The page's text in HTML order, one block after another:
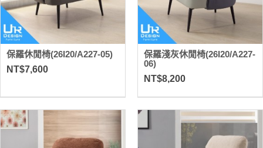
保羅休閒椅(26I20/A227-05)
NT$7,600
保羅淺灰休閒椅(26I20/A227-
06)
NT$8,200